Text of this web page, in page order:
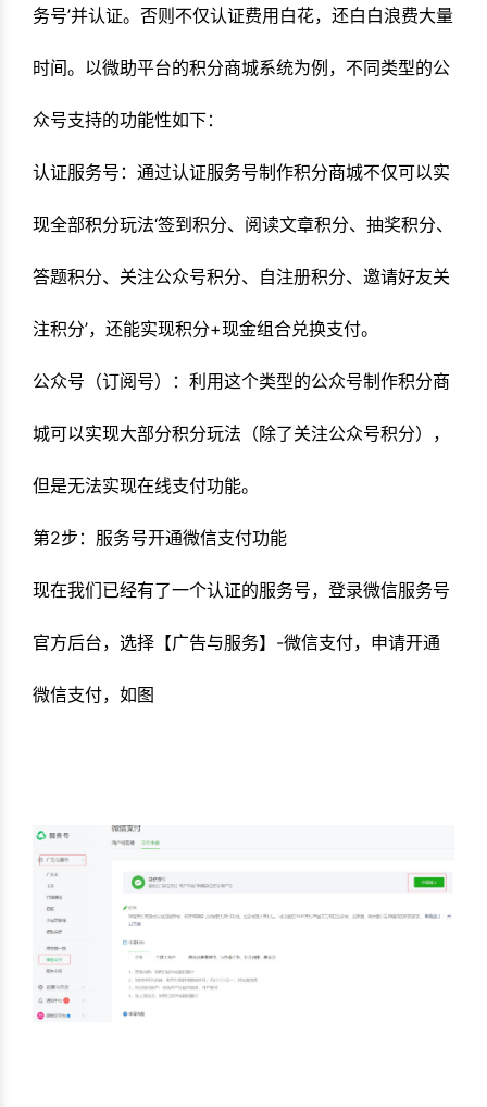
务号’并认证。否则不仅认证费用白花，还白白浪费大量
时间。以微助平台的积分商城系统为例，不同类型的公
众号支持的功能性如下：
认证服务号：通过认证服务号制作积分商城不仅可以实
现全部积分玩法‘签到积分、阅读文章积分、抽奖积分、
答题积分、关注公众号积分、自注册积分、邀请好友关
注积分’，还能实现积分+现金组合兑换支付。
公众号（订阅号）：利用这个类型的公众号制作积分商
城可以实现大部分积分玩法（除了关注公众号积分），
但是无法实现在线支付功能。
第2步：服务号开通微信支付功能
现在我们已经有了一个认证的服务号，登录微信服务号
官方后台，选择【广告与服务】-微信支付，申请开通
微信支付，如图